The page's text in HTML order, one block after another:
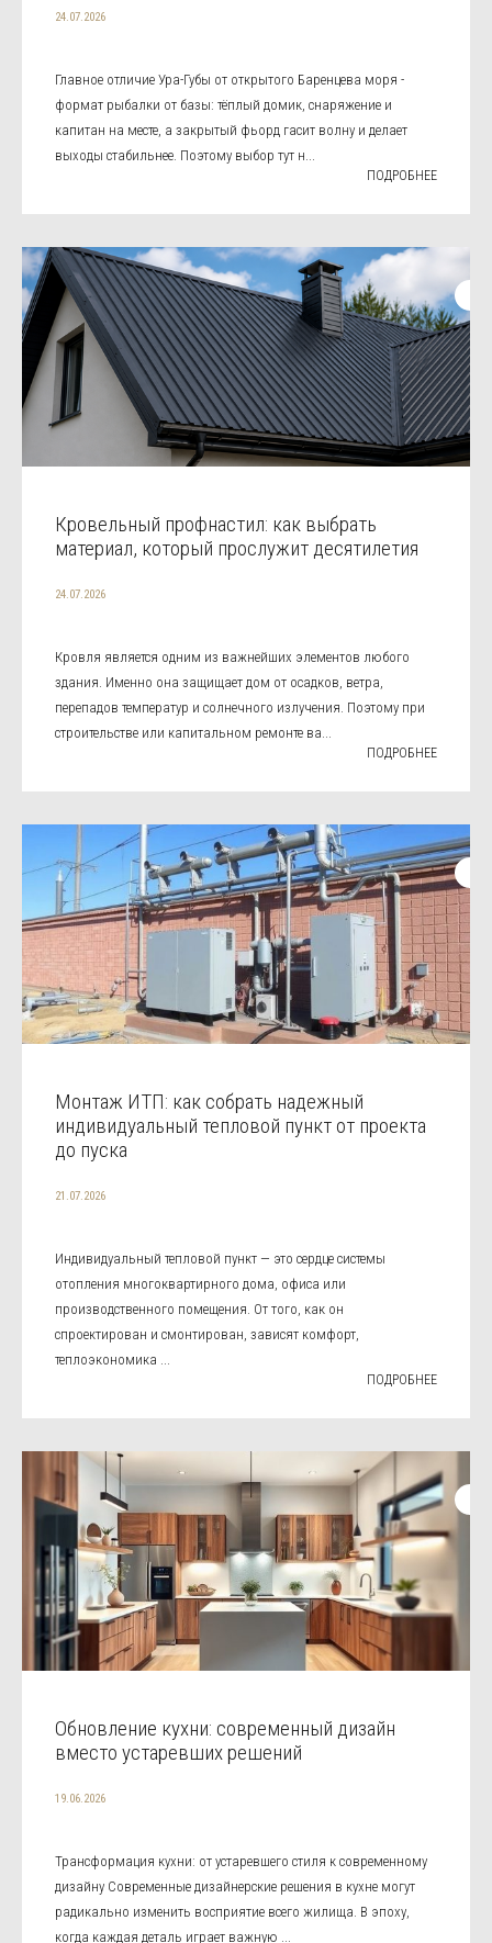
24.07.2026
Главное отличие Ура-Губы от открытого Баренцева моря -
формат рыбалки от базы: тёплый домик, снаряжение и
капитан на месте, а закрытый фьорд гасит волну и делает
выходы стабильнее. Поэтому выбор тут н...
ПОДРОБНЕЕ
Кровельный профнастил: как выбрать
материал, который прослужит десятилетия
24.07.2026
Кровля является одним из важнейших элементов любого
здания. Именно она защищает дом от осадков, ветра,
перепадов температур и солнечного излучения. Поэтому при
строительстве или капитальном ремонте ва...
ПОДРОБНЕЕ
Монтаж ИТП: как собрать надежный
индивидуальный тепловой пункт от проекта
до пуска
21.07.2026
Индивидуальный тепловой пункт — это сердце системы
отопления многоквартирного дома, офиса или
производственного помещения. От того, как он
спроектирован и смонтирован, зависят комфорт,
теплоэкономика ...
ПОДРОБНЕЕ
Обновление кухни: современный дизайн
вместо устаревших решений
19.06.2026
Трансформация кухни: от устаревшего стиля к современному
дизайну Современные дизайнерские решения в кухне могут
радикально изменить восприятие всего жилища. В эпоху,
когда каждая деталь играет важную ...